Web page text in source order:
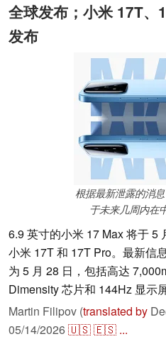
全球发布；小米 17T
发布
根据最新泄露的消
于未来几周内在
6.9 英寸的小米 17 Max 将于 5
小米 17T 和 17T Pro。最新信
为 5 月 28 日，包括高达
Dimensity 芯片和 144Hz 显示
Martin Filipov (translated by
05/14/2026🇺🇸🇪🇸 ...